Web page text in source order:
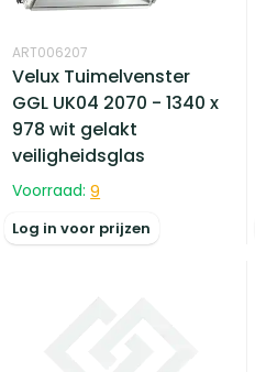
ART006207
Velux Tuimelvenster
GGL UK04 2070 - 1340 x
978 wit gelakt
veiligheidsglas
Voorraad: 9
Log in voor prijzen